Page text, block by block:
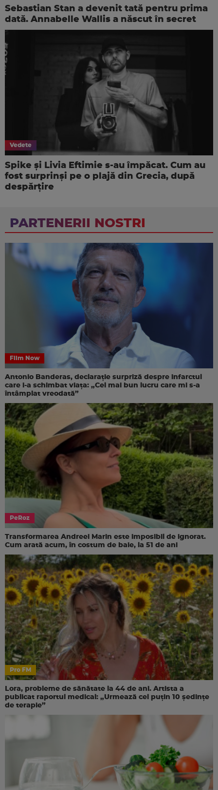
Sebastian Stan a devenit tată pentru prima
dată. Annabelle Wallis a născut în secret
Vedete
Spike și Livia Eftimie s-au împăcat. Cum au
fost surprinși pe o plajă din Grecia, după
despărțire
PARTENERII NOSTRI
Film Now
Antonio Banderas, declarație surpriză despre infarctul
care i-a schimbat viața: „Cel mai bun lucru care mi s-a
întâmplat vreodată”
PeRoz
Transformarea Andreei Marin este imposibil de ignorat.
Cum arată acum, în costum de baie, la 51 de ani
Pro FM
Lora, probleme de sănătate la 44 de ani. Artista a
publicat raportul medical: „Urmează cel puțin 10 ședințe
de terapie”